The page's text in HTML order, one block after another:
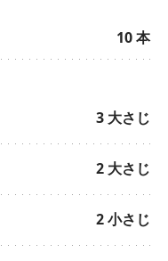
10本
3大さじ
2大さじ
2小さじ